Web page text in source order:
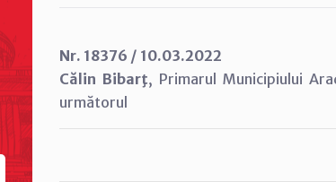
Nr. 18376 / 10.03.2022
Călin Bibarţ, Primarul Municipiului
următorul